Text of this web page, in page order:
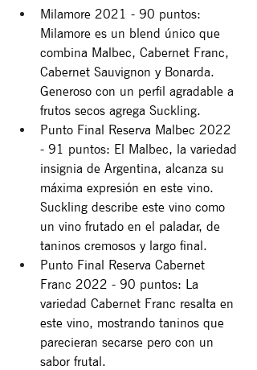
Milamore 2021 - 90 puntos:
Milamore es un blend único que
combina Malbec, Cabernet Franc,
Cabernet Sauvignon y Bonarda.
Generoso con un perfil agradable a
frutos secos agrega Suckling.
Punto Final Reserva Malbec 2022
- 91 puntos: El Malbec, la variedad
insignia de Argentina, alcanza su
máxima expresión en este vino.
Suckling describe este vino como
un vino frutado en el paladar, de
taninos cremosos y largo final.
Punto Final Reserva Cabernet
Franc 2022 - 90 puntos: La
variedad Cabernet Franc resalta en
este vino, mostrando taninos que
parecieran secarse pero con un
sabor frutal.